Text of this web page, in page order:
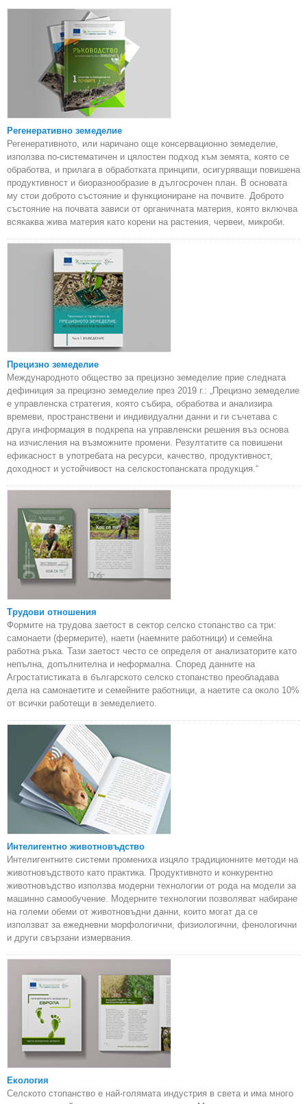
Регенеративно земеделие
Регенеративното, или наричано още консервационно земеделие,
използва по-систематичен и цялостен подход към земята, която се
обработва, и прилага в обработката принципи, осигуряващи повишена
продуктивност и биоразнообразие в дългосрочен план. В основата
му стои доброто състояние и функциониране на почвите. Доброто
състояние на почвата зависи от органичната материя, която включва
всякаква жива материя като корени на растения, червеи, микроби.
Прецизно земеделие
Международното общество за прецизно земеделие прие следната
дефиниция за прецизно земеделие през 2019 г.: „Прецизно земеделие
е управленска стратегия, която събира, обработва и анализира
времеви, пространствени и индивидуални данни и ги съчетава с
друга информация в подкрепа на управленски решения въз основа
на изчисления на възможните промени. Резултатите са повишени
ефикасност в употребата на ресурси, качество, продуктивност,
доходност и устойчивост на селскостопанската продукция.“
Трудови отношения
Формите на трудова заетост в сектор селско стопанство са три:
самонаети (фермерите), наети (наемните работници) и семейна
работна ръка. Тази заетост често се определя от анализаторите като
непълна, допълнителна и неформална. Според данните на
Агростатистиката в българското селско стопанство преобладава
дела на самонаетите и семейните работници, а наетите са около 10%
от всички работещи в земеделието.
Интелигентно животновъдство
Интелигентните системи промениха изцяло традиционните методи на
животновъдството като практика. Продуктивното и конкурентно
животновъдство използва модерни технологии от рода на модели за
машинно самообучение. Модерните технологии позволяват набиране
на големи обеми от животновъдни данни, които могат да се
използват за ежедневни морфологични, физиологични, фенологични
и други свързани измервания.
Екология
Селското стопанство е най-голямата индустрия в света и има много